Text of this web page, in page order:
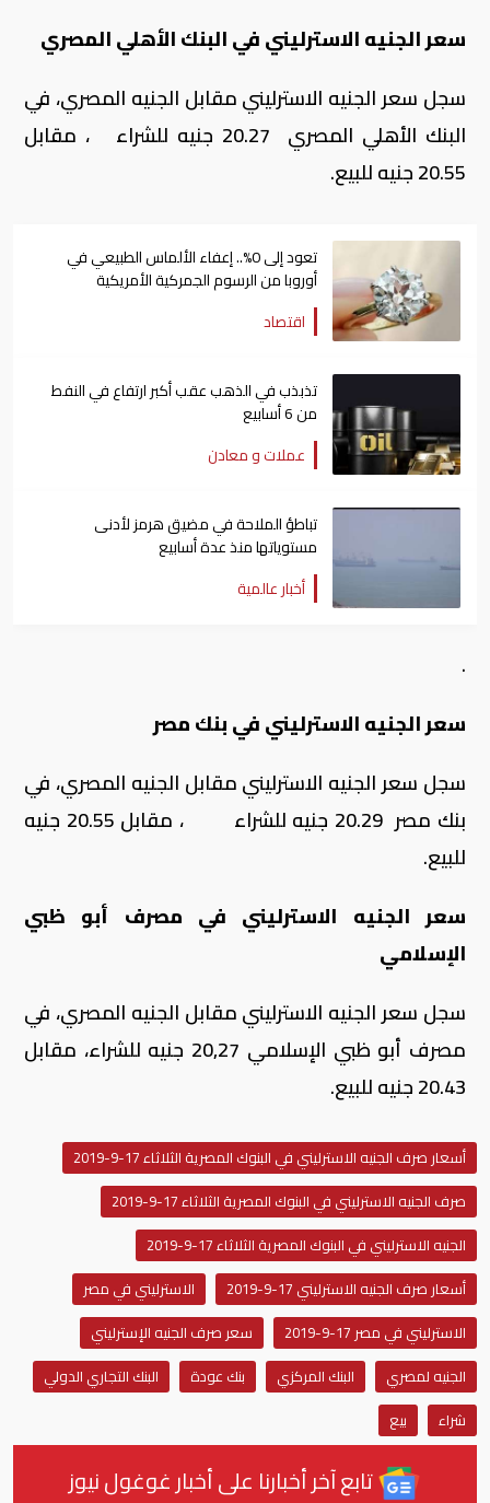
سعر الجنيه الاسترليني في البنك الأهلي المصري
سجل سعر الجنيه الاسترليني مقابل الجنيه المصري، في
البنك الأهلي المصري 20.27 جنيه للشراء ، مقابل
20.55 جنيه للبيع.
تعود إلى 0%.. إعفاء الألماس الطبيعي في
أوروبا من الرسوم الجمركية الأمريكية
اقتصاد
تذبذب في الذهب عقب أكبر ارتفاع في النفط
من 6 أسابيع
عملات و معادن
تباطؤ الملاحة في مضيق هرمز لأدنى
مستوياتها منذ عدة أسابيع
أخبار عالمية
.
سعر الجنيه الاسترليني في بنك مصر
سجل سعر الجنيه الاسترليني مقابل الجنيه المصري، في
بنك مصر 20.29 جنيه للشراء ، مقابل 20.55 جنيه
للبيع.
سعر الجنيه الاسترليني في مصرف أبو ظبي
الإسلامي
سجل سعر الجنيه الاسترليني مقابل الجنيه المصري، في
مصرف أبو ظبي الإسلامي 20,27 جنيه للشراء، مقابل
20.43 جنيه للبيع.
أسعار صرف الجنيه الاسترليني في البنوك المصرية الثلاثاء 17-9-2019
صرف الجنيه الاسترليني في البنوك المصرية الثلاثاء 17-9-2019
الجنيه الاسترليني في البنوك المصرية الثلاثاء 17-9-2019
أسعار صرف الجنيه الاسترليني 17-9-2019
الاسترليني في مصر
الاسترليني في مصر 17-9-2019
سعر صرف الجنيه الإسترليني
الجنيه لمصري
البنك المركزي بنك عودة
البنك التجاري الدولي
شراء
بيع
تابع آخر أخبارنا على أخبار غوغول نيوز